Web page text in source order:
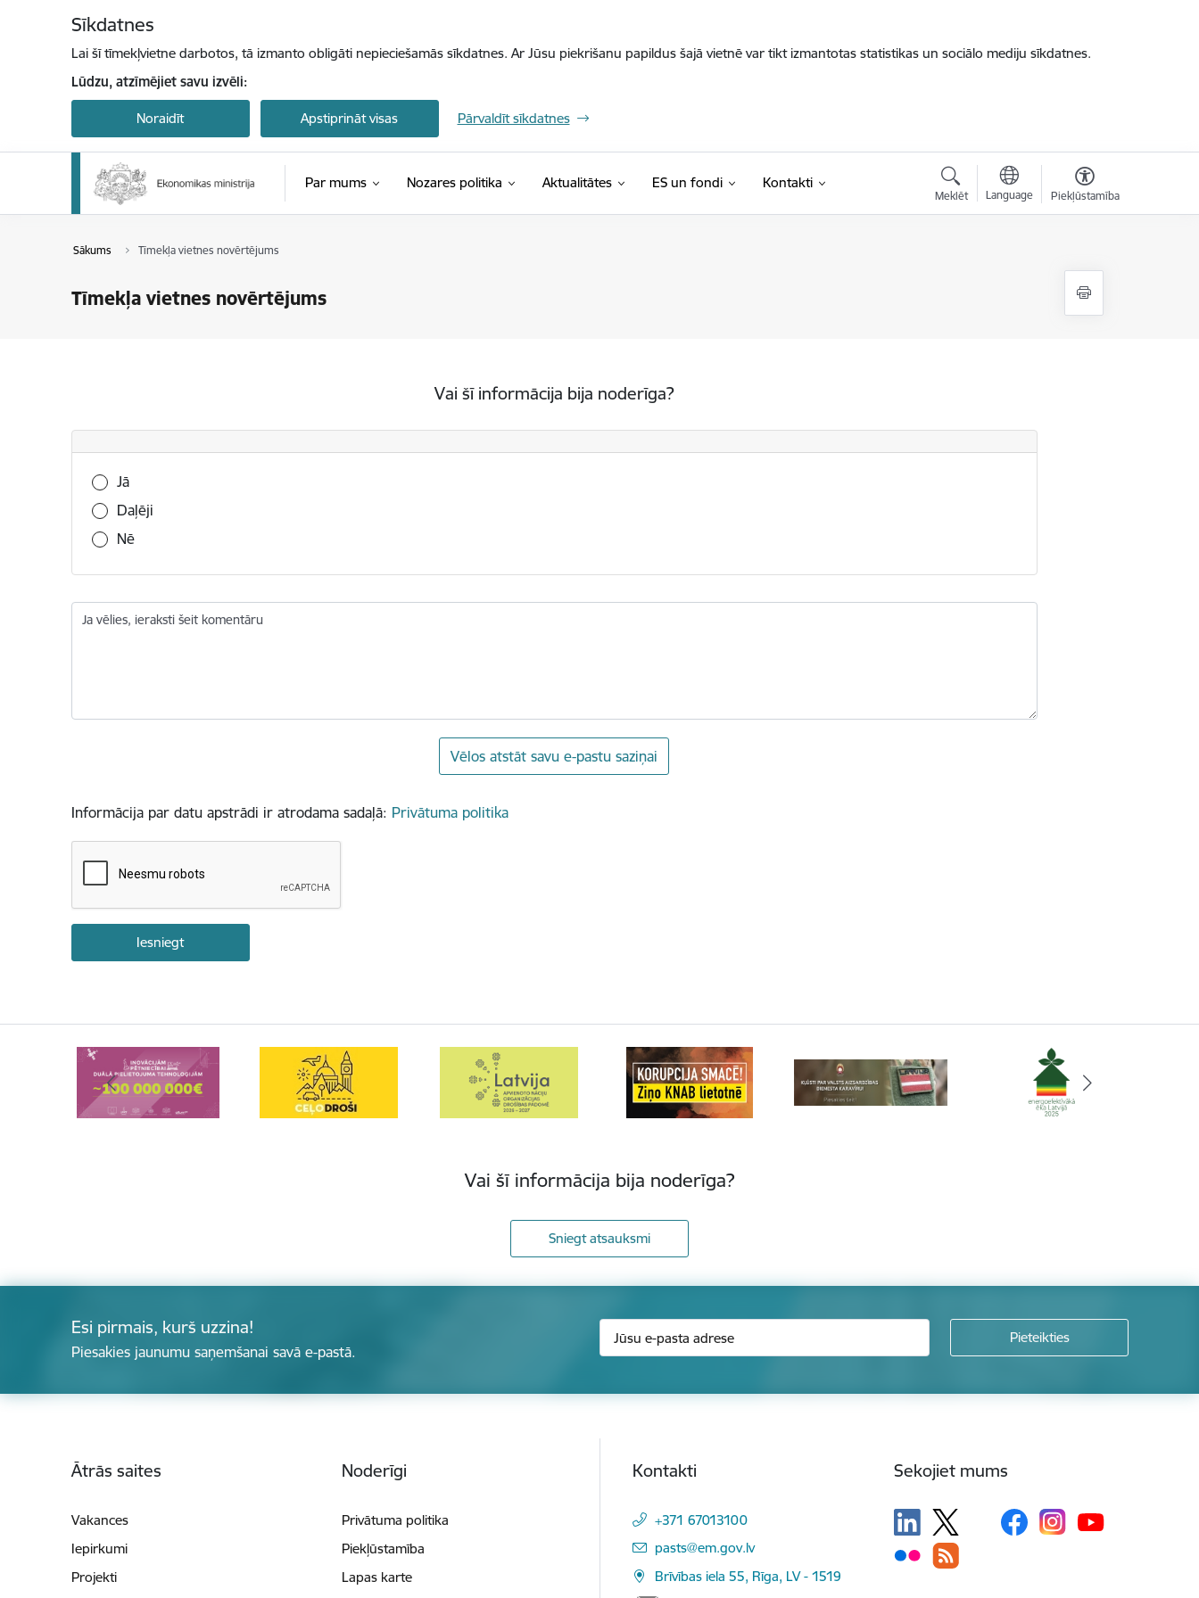
Sīkdatnes
Lai šī tīmekļvietne darbotos, tā izmanto obligāti nepieciešamās sīkdatnes. Ar Jūsu piekrišanu papildus šajā vietnē var tikt izmantotas statistikas un sociālo mediju sīkdatnes.
Lūdzu, atzīmējiet savu izvēli:
Noraidīt Apstiprināt visas Pārvaldīt sīkdatnes
Par mums Nozares politika Aktualitātes ES un fondi Kontakti
Meklēt Language Piekļūstamība
Sākums Tīmekļa vietnes novērtējums
Tīmekļa vietnes novērtējums
Vai šī informācija bija noderīga?
Vai šī informācija bija noderīga?
Jā
Daļēji
Nē
Ja vēlies, ieraksti šeit komentāru
Vēlos atstāt savu e-pastu saziņai
Informācija par datu apstrādi ir atrodama sadaļā: Privātuma politika
Vai šī informācija bija noderīga?
Sniegt atsauksmi
Esi pirmais, kurš uzzina!
Piesakies jaunumu saņemšanai savā e-pastā.
Ātrās saites
Vakances
Iepirkumi
Projekti
Noderīgi
Privātuma politika
Piekļūstamība
Lapas karte
Kontakti
+371 67013100
E-pasts:
pasts@em.gov.lv
Brīvības iela 55, Rīga, LV - 1519
Sekojiet mums